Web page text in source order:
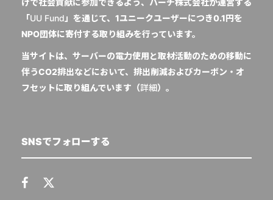
「UU Fund 」を通じて、1ユニークユーザーにつき0.1円を
NPO団体に寄付する取り組みを行っています。
当サイトは、サーバーの電力使用と取材活動のための移動に
伴うCO2排出などにおいて、排出削減およびカーボン・オ
フセットに取り組んでいます（詳細）。
SNSでフォローする